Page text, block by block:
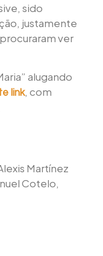
sido
justamente
ver
alugando
link, com
Martínez
Cotelo,